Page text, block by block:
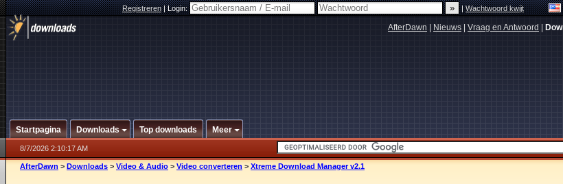
Registreren|Login: |Wachtwoord kwijt
AfterDawn Nieuws Vraag en Antwoord
Startpagina Downloads Top downloads Meer
8/7/2026 2:10:17 AM
AfterDawn > Downloads > Video & Audio > Video converteren > Xtreme Download Manager v2.1